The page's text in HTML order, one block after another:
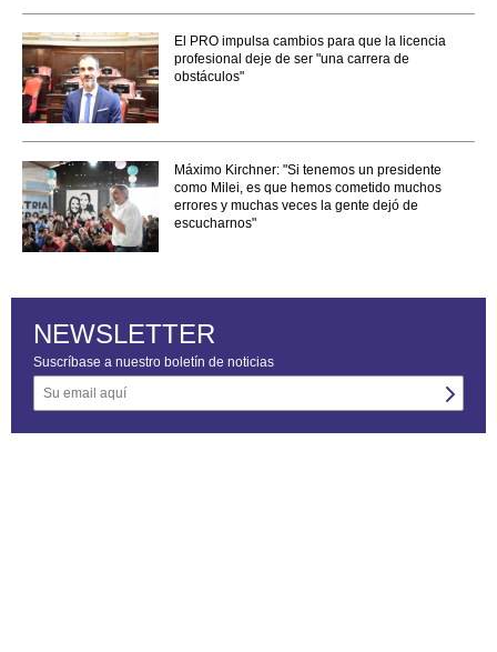
El PRO impulsa cambios para que la licencia
profesional deje de ser "una carrera de
obstáculos"
Máximo Kirchner: "Si tenemos un presidente
como Milei, es que hemos cometido muchos
errores y muchas veces la gente dejó de
escucharnos"
NEWSLETTER
Suscríbase a nuestro boletín de noticias